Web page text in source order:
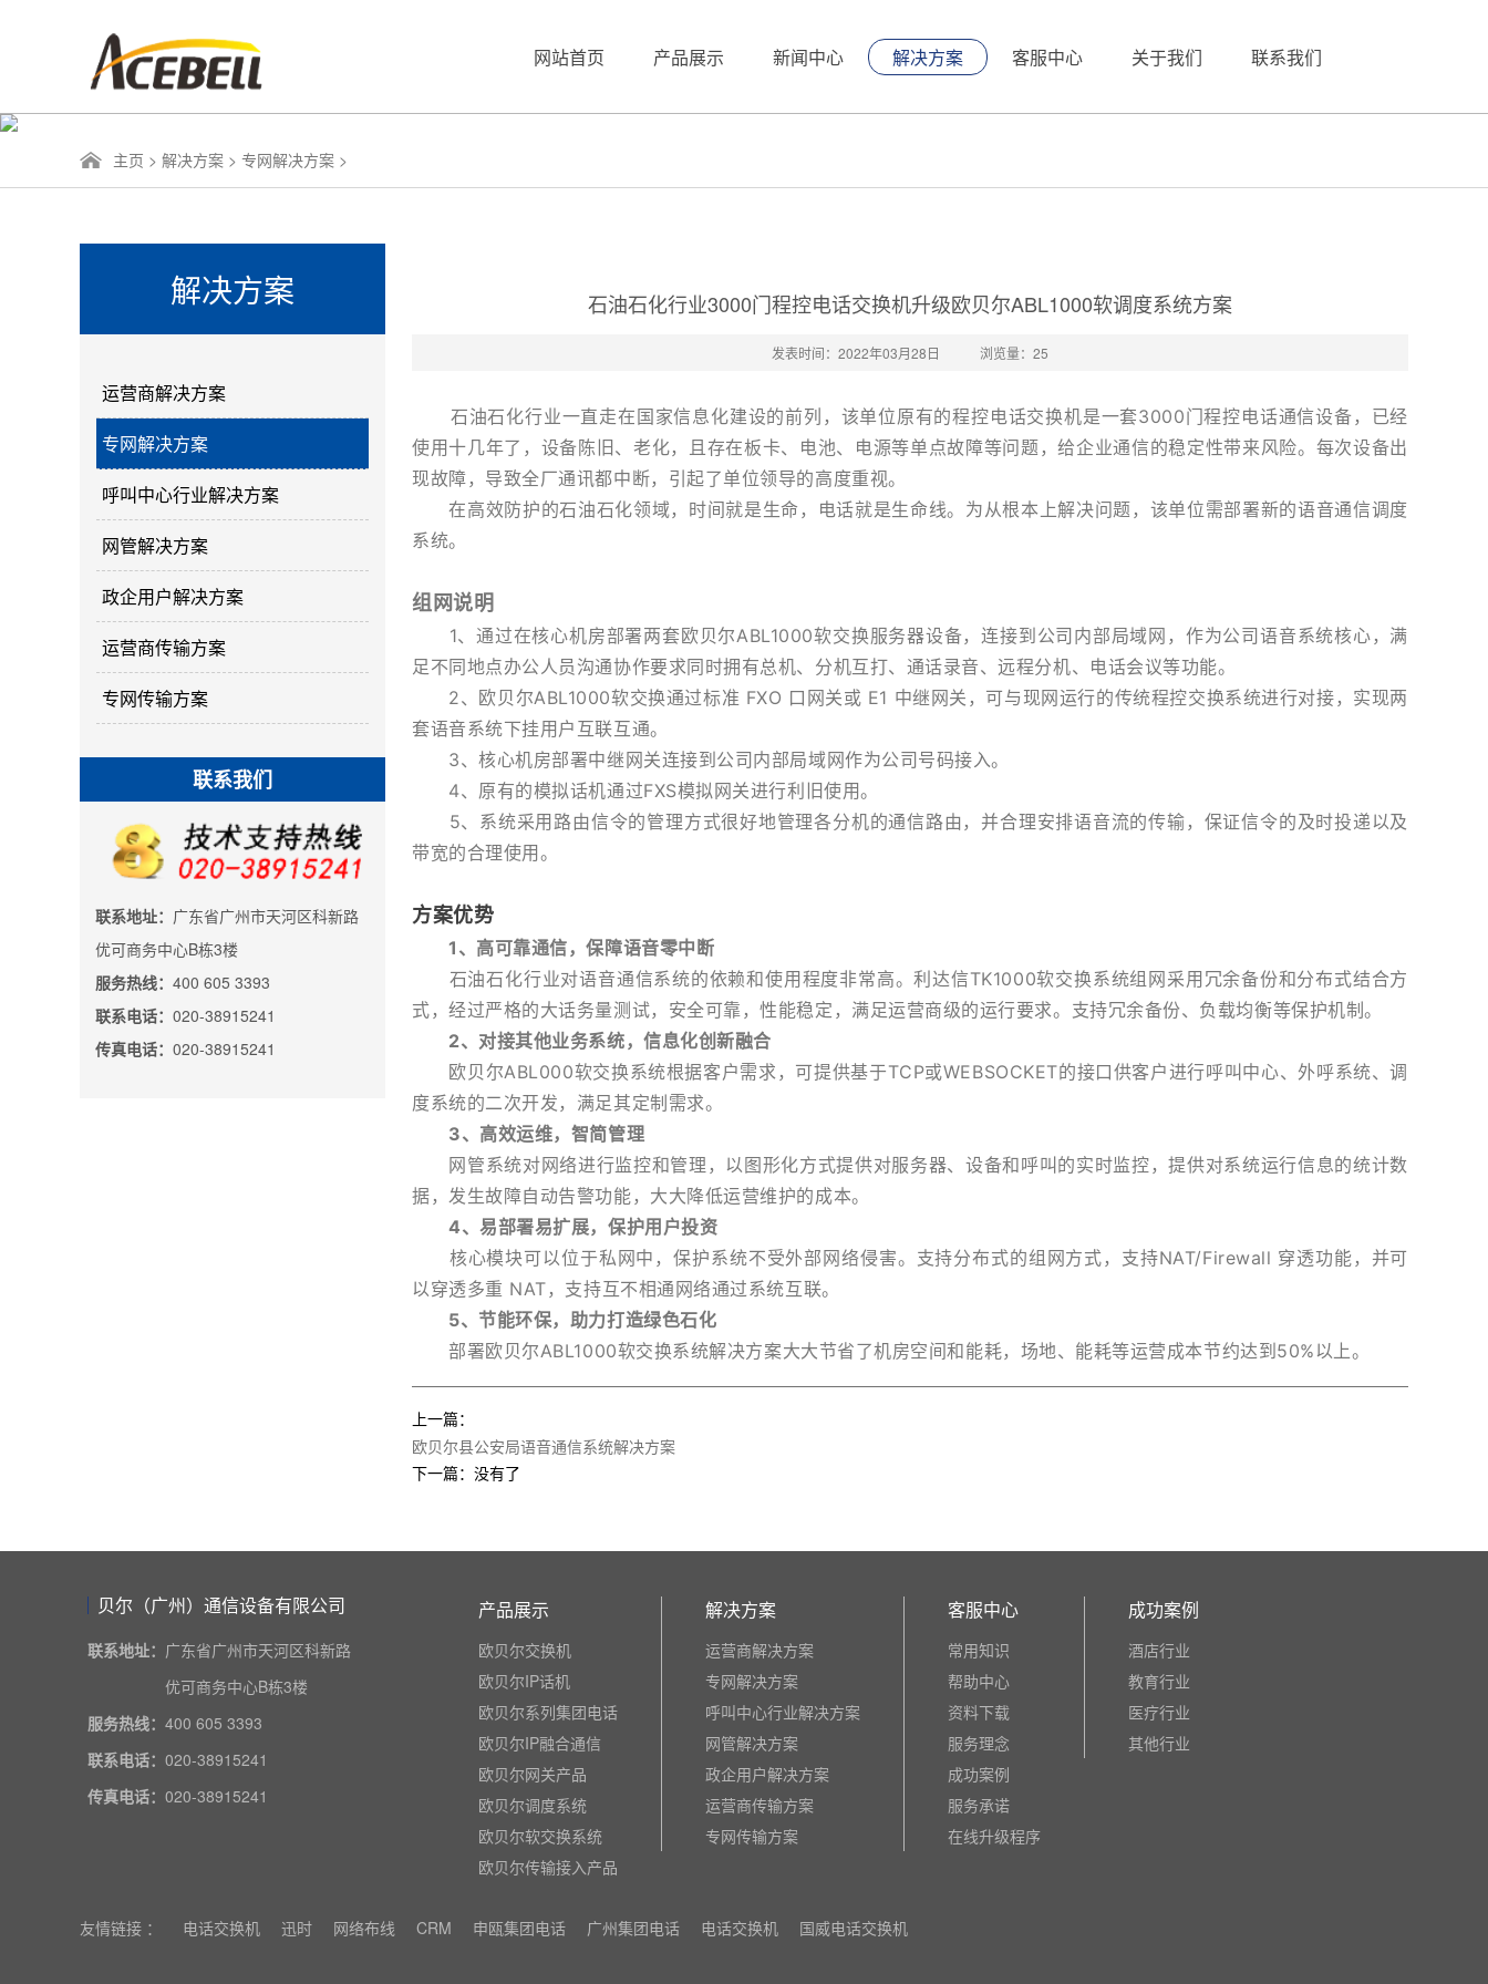
网站首页 产品展示 新闻中心 解决方案 客服中心 关于我们 联系我们
主页 > 解决方案 > 专网解决方案 >
解决方案
运营商解决方案
专网解决方案
呼叫中心行业解决方案
网管解决方案
政企用户解决方案
运营商传输方案
专网传输方案
联系我们
联系地址： 广东省广州市天河区科新路
优可商务中心B栋3楼
服务热线： 400 605 3393
联系电话： 020-38915241
传真电话： 020-38915241
石油石化行业3000门程控电话交换机升级欧贝尔ABL1000软调度系统方案
发表时间：2022年03月28日 浏览量： 25
石油石化行业一直走在国家信息化建设的前列，该单位原有的程控电话交换机是一套3000门程控电话通信设备，已经
使用十几年了，设备陈旧、老化，且存在板卡、电池、电源等单点故障等问题，给企业通信的稳定性带来风险。每次设备出
现故障，导致全厂通讯都中断，引起了单位领导的高度重视。
在高效防护的石油石化领域，时间就是生命，电话就是生命线。为从根本上解决问题，该单位需部署新的语音通信调度
系统。
组网说明
1、通过在核心机房部署两套欧贝尔ABL1000软交换服务器设备，连接到公司内部局域网，作为公司语音系统核心，满
足不同地点办公人员沟通协作要求同时拥有总机、分机互打、通话录音、远程分机、电话会议等功能。
2、 欧贝尔ABL1000软交换通过标准 FXO 口网关或 E1 中继网关，可与现网运行的传统程控交换系统进行对接，实现两
套语音系统下挂用户互联互通。
3、核心机房部署中继网关连接到公司内部局域网作为公司号码接入。
4、原有的模拟话机通过FXS模拟网关进行利旧使用。
5、系统采用路由信令的管理方式很好地管理各分机的通信路由，并合理安排语音流的传输，保证信令的及时投递以及
带宽的合理使用。
方案优势
1、高可靠通信，保障语音零中断
石油石化行业对语音通信系统的依赖和使用程度非常高。利达信TK1000软交换系统组网采用冗余备份和分布式结合方
式，经过严格的大话务量测试，安全可靠，性能稳定，满足运营商级的运行要求。支持冗余备份、负载均衡等保护机制。
2、对接其他业务系统，信息化创新融合
欧贝尔ABL000软交换系统根据客户需求，可提供基于TCP或WEBSOCKET的接口供客户进行呼叫中心、外呼系统、调
度系统的二次开发，满足其定制需求。
3、高效运维，智简管理
网管系统对网络进行监控和管理，以图形化方式提供对服务器、设备和呼叫的实时监控，提供对系统运行信息的统计数
据，发生故障自动告警功能，大大降低运营维护的成本。
4、易部署易扩展，保护用户投资
核心模块可以位于私网中，保护系统不受外部网络侵害。支持分布式的组网方式，支持NAT/Firewall 穿透功能，并可
以穿透多重 NAT，支持互不相通网络通过系统互联。
5、节能环保，助力打造绿色石化
部署欧贝尔ABL1000软交换系统解决方案大大节省了机房空间和能耗，场地、能耗等运营成本节约达到50%以上。
上一篇：
欧贝尔县公安局语音通信系统解决方案
下一篇：没有了
贝尔（广州）通信设备有限公司
联系地址： 广东省广州市天河区科新路
优可商务中心B栋3楼
服务热线： 400 605 3393
联系电话： 020-38915241
传真电话： 020-38915241
产品展示
欧贝尔交换机
欧贝尔IP话机
欧贝尔系列集团电话
欧贝尔IP融合通信
欧贝尔网关产品
欧贝尔调度系统
欧贝尔软交换系统
欧贝尔传输接入产品
解决方案
运营商解决方案
专网解决方案
呼叫中心行业解决方案
网管解决方案
政企用户解决方案
运营商传输方案
专网传输方案
客服中心
常用知识
帮助中心
资料下载
服务理念
成功案例
服务承诺
在线升级程序
成功案例
酒店行业
教育行业
医疗行业
其他行业
友情链接 ： 电话交换机 迅时 网络布线 CRM 申瓯集团电话 广州集团电话 电话交换机 国威电话交换机